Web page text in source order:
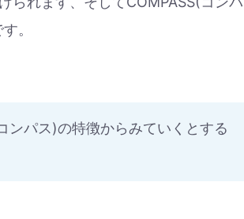
。
ンパス)の特徴からみていくとする